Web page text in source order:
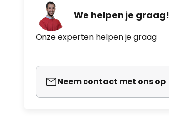
We helpen je graag!
Onze experten helpen je graag
Neem contact met ons op